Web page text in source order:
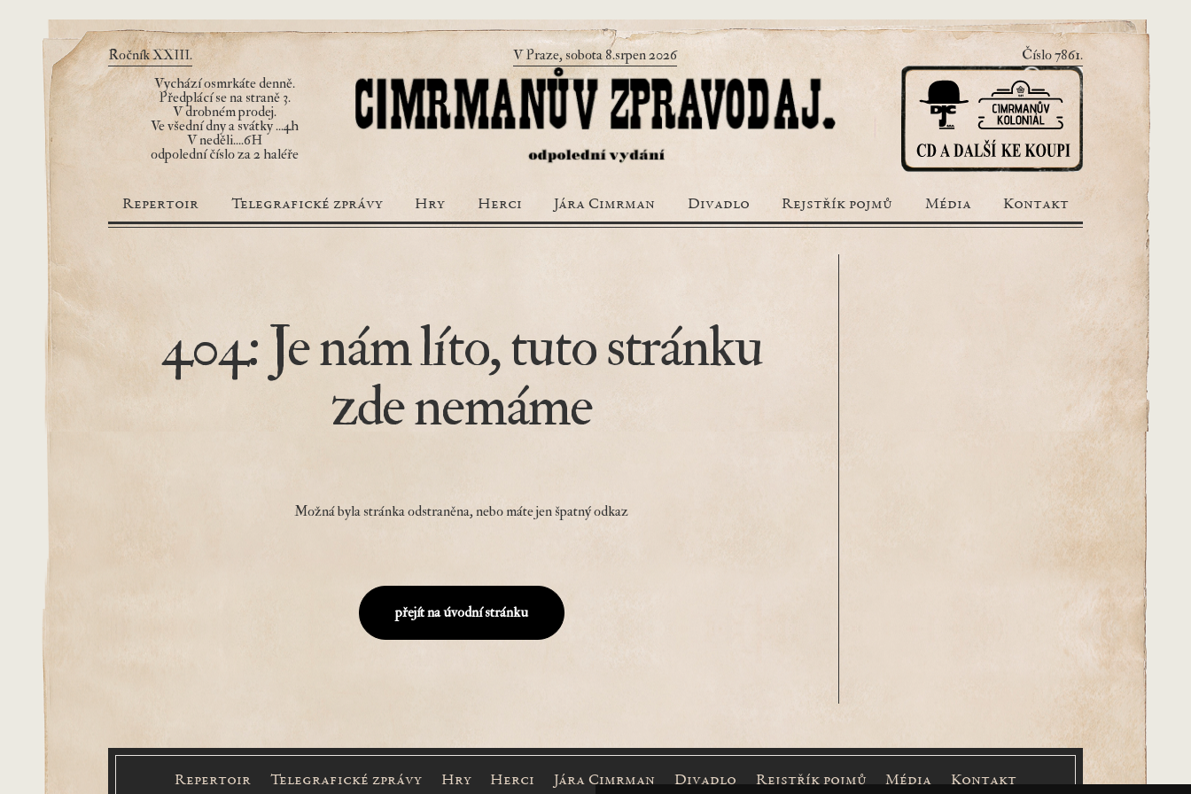
Ročník XXIII. V Praze, sobota 8.srpen 2026
Číslo 7861.
Vychází osmrkáte denně.
Předplácí se na straně 3.
V drobném prodej.
Ve všední dny a svátky ...4h
V neděli....6H
odpolední číslo za 2 haléře
Repertoir Telegrafické zprávy Hry Herci Jára Cimrman Divadlo Rejstřík pojmů Média Kontakt
404: Je nám líto, tuto stránku
zde nemáme
Možná byla stránka odstraněna, nebo máte jen špatný odkaz
přejít na úvodní stránku
Repertoir Telegrafické zprávy Hry Herci Jára Cimrman Divadlo Rejstřík pojmů Média Kontakt